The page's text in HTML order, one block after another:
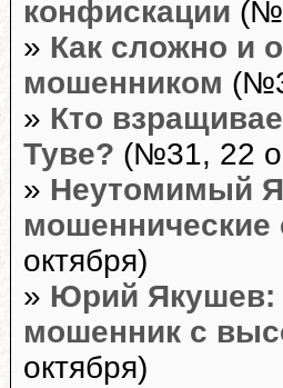
конфискации
» Как сложно и
мошенником
» Кто
Туве? (№31, 22
» Неутомимый
октября)
» Юрий
мошенник с
октября)